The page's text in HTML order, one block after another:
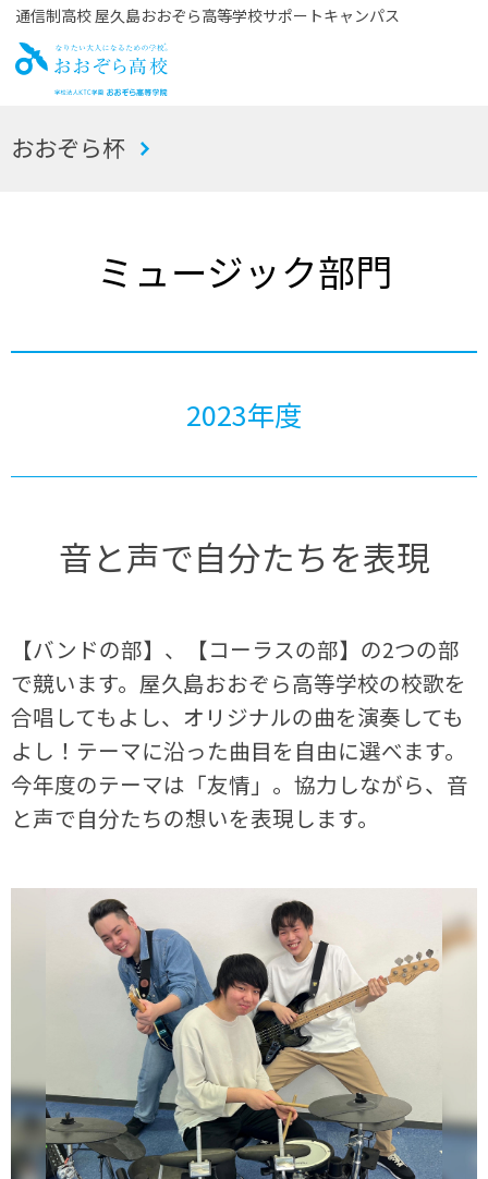
通信制高校 屋久島おおぞら高等学校サポートキャンパス
お
おおぞら杯
ミュージック部門
2023年度
音と声で自分たちを表現
【バンドの部】、【コーラスの部】の2つの部
で競います。屋久島おおぞら高等学校の校歌を
合唱してもよし、オリジナルの曲を演奏しても
よし！テーマに沿った曲目を自由に選べます。
今年度のテーマは「友情」。協力しながら、音
と声で自分たちの想いを表現します。